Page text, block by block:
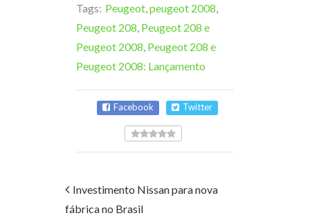
Tags: Peugeot peugeot 2008
Peugeot 208 Peugeot 208 e
Peugeot 2008 Peugeot 208 e
Peugeot 2008: Lançamento
Facebook Twitter
Investimento Nissan para nova
fábrica no Brasil